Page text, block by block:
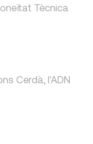
Tècnica
Cerdà, l'ADN